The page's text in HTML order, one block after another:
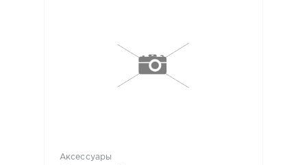
Аксессуары